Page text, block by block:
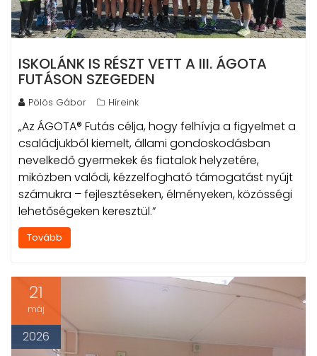
ISKOLÁNK IS RÉSZT VETT A III. ÁGOTA
FUTÁSON SZEGEDEN
Pölös Gábor Híreink
„Az ÁGOTA® Futás célja, hogy felhívja a figyelmet a
családjukból kiemelt, állami gondoskodásban
nevelkedő gyermekek és fiatalok helyzetére,
miközben valódi, kézzelfogható támogatást nyújt
számukra – fejlesztéseken, élményeken, közösségi
lehetőségeken keresztül.”
Tovább
21
máj
2026